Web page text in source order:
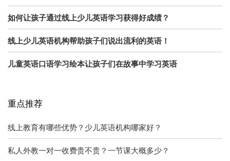
如何让孩子通过线上少儿英语学习获得好成绩？
线上少儿英语机构帮助孩子们说出流利的英语！
儿童英语口语学习绘本让孩子们在故事中学习英语
重点推荐
线上教育有哪些优势？少儿英语机构哪家好？
私人外教一对一收费贵不贵？一节课大概多少？